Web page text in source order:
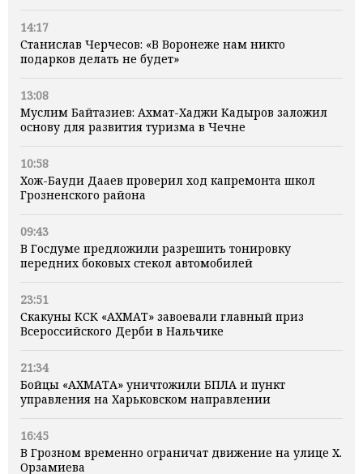
14:17
Станислав Черчесов: «В Воронеже нам никто
подарков делать не будет»
13:08
Муслим Байтазиев: Ахмат-Хаджи Кадыров заложил
основу для развития туризма в Чечне
10:58
Хож-Бауди Дааев проверил ход капремонта школ
Грозненского района
09:43
В Госдуме предложили разрешить тонировку
передних боковых стекол автомобилей
23:51
Скакуны КСК «АХМАТ» завоевали главный приз
Всероссийского Дерби в Нальчике
21:34
Бойцы «АХМАТА» уничтожили БПЛА и пункт
управления на Харьковском направлении
16:45
В Грозном временно ограничат движение на улице Х.
Орзамиева